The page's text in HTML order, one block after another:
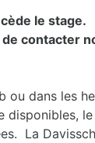
le stage.
contacter
dans les
La